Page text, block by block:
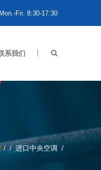
Mon.-Fri. 8:30-17:30
系我们
/ 进口中央空调